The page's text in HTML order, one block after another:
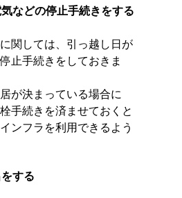
などの停止手続きをする
関しては、引っ越し日が
止手続きをしておきま
が決まっている場合に
手続きを済ませておくと
ンフラを利用できるよう
する